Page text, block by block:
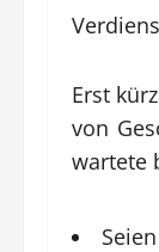
Erst
von
wartete